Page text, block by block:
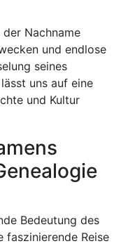
Nachname
und endlose
seines
uns auf eine
und Kultur
Bedeutung des
faszinierende Reise